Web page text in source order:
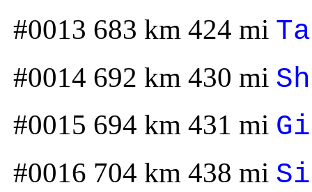
#0013 683 km 424 mi
#0014 692 km 430 mi
#0015 694 km 431 mi
#0016 704 km 438 mi